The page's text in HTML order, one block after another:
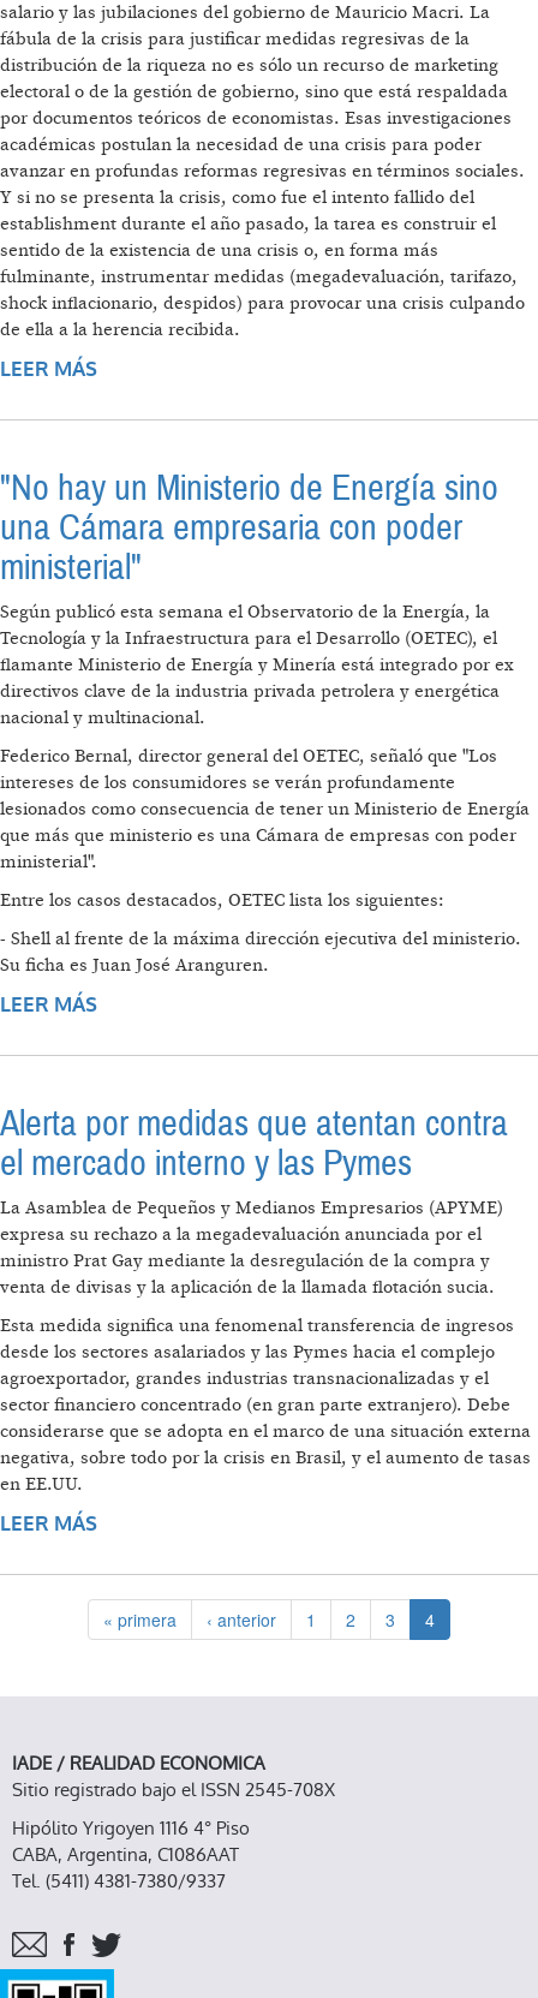
salario y las jubilaciones del gobierno de Mauricio Macri. La
fábula de la crisis para justificar medidas regresivas de la
distribución de la riqueza no es sólo un recurso de marketing
electoral o de la gestión de gobierno, sino que está respaldada
por documentos teóricos de economistas. Esas investigaciones
académicas postulan la necesidad de una crisis para poder
avanzar en profundas reformas regresivas en términos sociales.
Y si no se presenta la crisis, como fue el intento fallido del
establishment durante el año pasado, la tarea es construir el
sentido de la existencia de una crisis o, en forma más
fulminante, instrumentar medidas (megadevaluación, tarifazo,
shock inflacionario, despidos) para provocar una crisis culpando
de ella a la herencia recibida.
LEER MÁS
"No hay un Ministerio de Energía sino
una Cámara empresaria con poder
ministerial"
Según publicó esta semana el Observatorio de la Energía, la
Tecnología y la Infraestructura para el Desarrollo (OETEC), el
flamante Ministerio de Energía y Minería está integrado por ex
directivos clave de la industria privada petrolera y energética
nacional y multinacional.
Federico Bernal, director general del OETEC, señaló que "Los
intereses de los consumidores se verán profundamente
lesionados como consecuencia de tener un Ministerio de Energía
que más que ministerio es una Cámara de empresas con poder
ministerial".
Entre los casos destacados, OETEC lista los siguientes:
- Shell al frente de la máxima dirección ejecutiva del ministerio.
Su ficha es Juan José Aranguren.
LEER MÁS
CON PODER MINISTERIAL"
Alerta por medidas que atentan contra
el mercado interno y las Pymes
La Asamblea de Pequeños y Medianos Empresarios (APYME)
expresa su rechazo a la megadevaluación anunciada por el
ministro Prat Gay mediante la desregulación de la compra y
venta de divisas y la aplicación de la llamada flotación sucia.
Esta medida significa una fenomenal transferencia de ingresos
desde los sectores asalariados y las Pymes hacia el complejo
agroexportador, grandes industrias transnacionalizadas y el
sector financiero concentrado (en gran parte extranjero). Debe
considerarse que se adopta en el marco de una situación externa
negativa, sobre todo por la crisis en Brasil, y el aumento de tasas
en EE.UU.
LEER MÁS
PYMES
« primera ‹ anterior 1 2 3 4
IADE / REALIDAD ECONOMICA
Sitio registrado bajo el ISSN 2545-708X
Hipólito Yrigoyen 1116 4° Piso
CABA, Argentina, C1086AAT
Tel. (5411) 4381-7380/9337